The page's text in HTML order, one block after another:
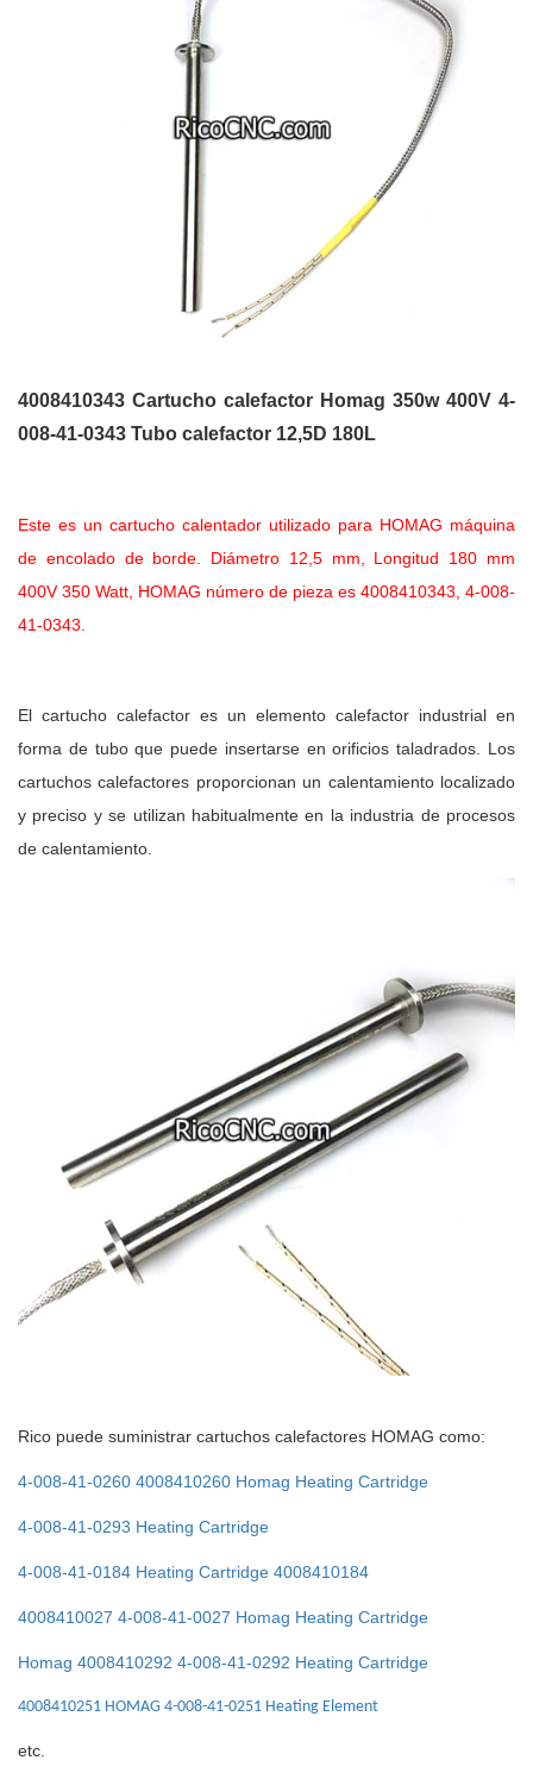
4008410343 Cartucho calefactor Homag 350w 400V 4-
008-41-0343 Tubo calefactor 12,5D 180L
Este es un cartucho calentador utilizado para HOMAG máquina
de encolado de borde. Diámetro 12,5 mm, Longitud 180 mm
400V 350 Watt, HOMAG número de pieza es 4008410343, 4-008-
41-0343.
El cartucho calefactor es un elemento calefactor industrial en
forma de tubo que puede insertarse en orificios taladrados. Los
cartuchos calefactores proporcionan un calentamiento localizado
y preciso y se utilizan habitualmente en la industria de procesos
de calentamiento.
Rico puede suministrar cartuchos calefactores HOMAG como:
4-008-41-0260 4008410260 Homag Heating Cartridge
4-008-41-0293 Heating Cartridge
4-008-41-0184 Heating Cartridge 4008410184
4008410027 4-008-41-0027 Homag Heating Cartridge
Homag 4008410292 4-008-41-0292 Heating Cartridge
4008410251 HOMAG 4-008-41-0251 Heating Element
etc.